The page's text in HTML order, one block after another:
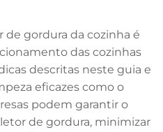
gordura da cozinha é
das cozinhas
descritas neste guia e
eficazes como o
podem garantir o
de gordura, minimizar